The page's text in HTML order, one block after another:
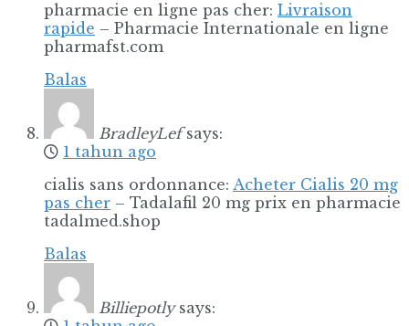
pharmacie en ligne pas cher: Livraison
rapide – Pharmacie Internationale en ligne
pharmafst.com
Balas
BradleyLef says:
1 tahun ago
cialis sans ordonnance: Acheter Cialis 20 mg
pas cher – Tadalafil 20 mg prix en pharmacie
tadalmed.shop
Balas
Billiepotly says: